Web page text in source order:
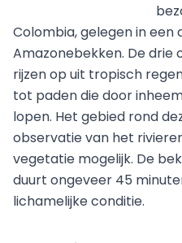
Colombia, gelegen in
Amazonebekken. De
rijzen op uit tropisch
tot paden die door
lopen. Het gebied rond
observatie van het
vegetatie mogelijk. De
duurt ongeveer 45
lichamelijke conditie.